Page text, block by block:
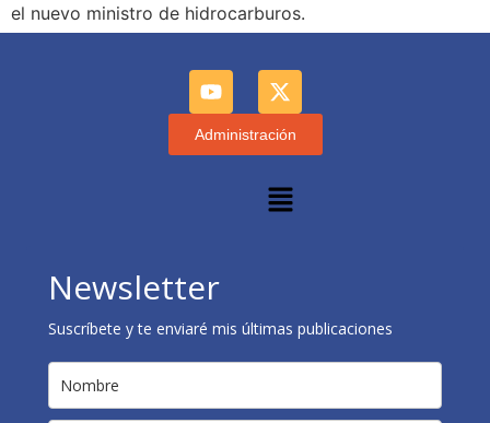
el nuevo ministro de hidrocarburos.
Administración
Newsletter
Suscríbete y te enviaré mis últimas publicaciones